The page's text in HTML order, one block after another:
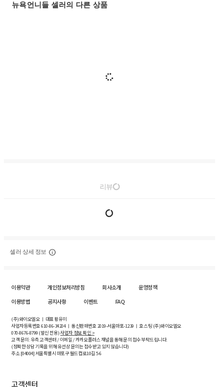
뉴욕언니들 셀러의 다른 상품
리뷰
셀러 상세 정보
이용약관 개인정보처리방침 회사소개
운영정책
이용방법
공지사항 이벤트 FAQ
(주)와이오엘오 ㅣ 대표 황유미
사업자등록번호610-86-34204ㅣ 통신판매번호 2019-서울마포-1239 ㅣ 호스팅 (주)와이오엘오
070-8676-8799 (발신 전용)사업자 정보 확인 >
고객 문의: 우측 고객센터 / 이메일 / 카카오플러스 채널을 통해 문의 접수 부탁드립니다.
(정확한 상담 기록을 위해 유선상 문의는 접수받고 있지 않습니다)
주소 [04004] 서울특별시 마포구 월드컵로10길5-6
고객센터